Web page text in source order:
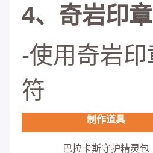
4、奇岩印
-使用奇岩
符
制作道具
巴拉卡斯守护精灵包